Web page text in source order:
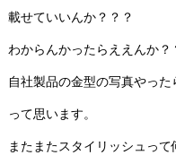
載せていいんか？？？
わからんかったらええんか？
自社製品の金型の写真やった
って思います。
またまたスタイリッシュって